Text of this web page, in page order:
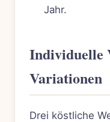
Jahr.
Individuelle
Variationen
Drei köstliche